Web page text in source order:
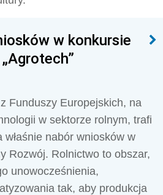
w konkursie
Funduszy Europejskich, na
w sektorze rolnym, trafi
nabór wniosków w
Rozwój. Rolnictwo to obszar,
unowocześnienia,
tak, aby produkcja